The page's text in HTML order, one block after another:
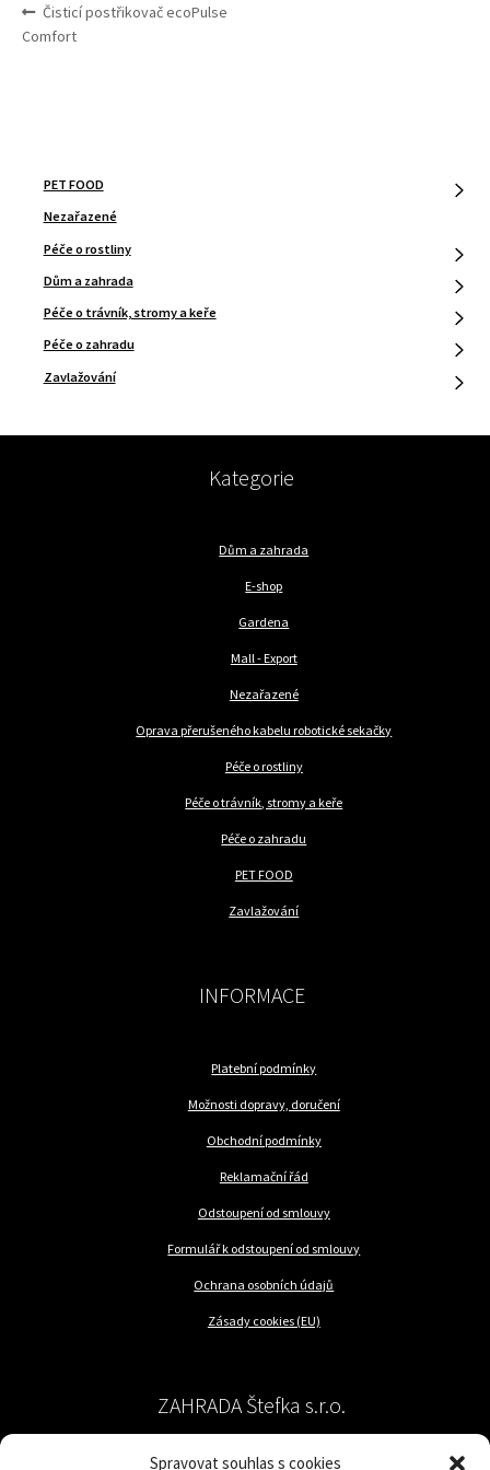
Spravovat souhlas s cookies
NAVIGACE
PRO
Předchozí
příspěvek:
Čisticí postřikovač ecoPulse
Comfort
PET FOOD
Nezařazené
Péče o rostliny
Dům a zahrada
Péče o trávník, stromy a keře
Péče o zahradu
Zavlažování
Kategorie
Dům a zahrada
E-shop
Gardena
Mall - Export
Nezařazené
Oprava přerušeného kabelu robotické sekačky
Péče o rostliny
Péče o trávník, stromy a keře
Péče o zahradu
PET FOOD
Zavlažování
INFORMACE
Platební podmínky
Možnosti dopravy, doručení
Obchodní podmínky
Reklamační řád
Odstoupení od smlouvy
Formulář k odstoupení od smlouvy
Ochrana osobních údajů
Zásady cookies (EU)
ZAHRADA Štefka s.r.o.